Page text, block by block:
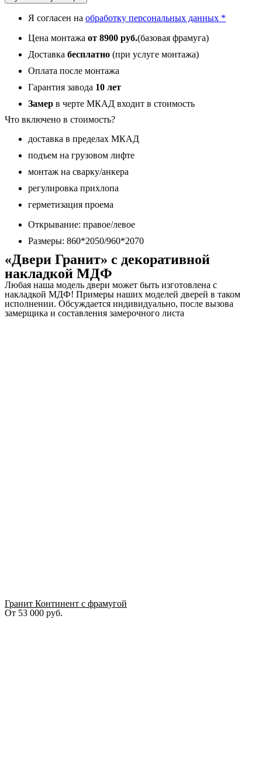
зеркало
Белый
матовый
Я согласен на обработку персональных данных *
Цена монтажа от 8900 руб.(базовая фрамуга)
Доставка бесплатно (при услуге монтажа)
Оплата после монтажа
Гарантия завода 10 лет
Замер в черте МКАД входит в стоимость
Что включено в стоимость?
доставка в пределах МКАД
подъем на грузовом лифте
монтаж на сварку/анкера
регулировка прихлопа
герметизация проема
Открывание: правое/левое
Размеры: 860*2050/960*2070
«Двери Гранит» с декоративной
накладкой МДФ
Любая наша модель двери может быть изготовлена с
накладкой МДФ! Примеры наших моделей дверей в таком
исполнении. Обсуждается индивидуально, после вызова
замерщика и составления замерочного листа
Гранит Континент с фрамугой
От 53 000 руб.